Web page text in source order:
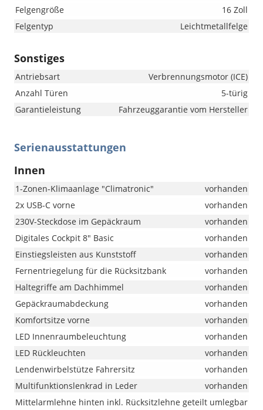
Felgengröße
16 Zoll
Felgentyp
Leichtmetallfelge
Sonstiges
Antriebsart
Verbrennungsmotor (ICE)
Anzahl Türen
5-türig
Garantieleistung
Fahrzeuggarantie vom Hersteller
Serienausstattungen
Innen
1-Zonen-Klimaanlage "Climatronic"
vorhanden
2x USB-C vorne
vorhanden
230V-Steckdose im Gepäckraum
vorhanden
Digitales Cockpit 8" Basic
vorhanden
Einstiegsleisten aus Kunststoff
vorhanden
Fernentriegelung für die Rücksitzbank
vorhanden
Haltegriffe am Dachhimmel
vorhanden
Gepäckraumabdeckung
vorhanden
Komfortsitze vorne
vorhanden
LED Innenraumbeleuchtung
vorhanden
LED Rückleuchten
vorhanden
Lendenwirbelstütze Fahrersitz
vorhanden
Multifunktionslenkrad in Leder
vorhanden
Mittelarmlehne hinten inkl. Rücksitzlehne geteilt umlegbar